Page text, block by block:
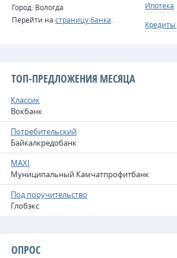
Город: Вологда
Перейти на страницу банка
Ипотека
Кредиты
ТОП-ПРЕДЛОЖЕНИЯ МЕСЯЦА
Классик
Вокбанк
Потребительский
Байкалкредобанк
MAXI
Муниципальный Камчатпрофитбанк
Под поручительство
Глобэкс
ОПРОС